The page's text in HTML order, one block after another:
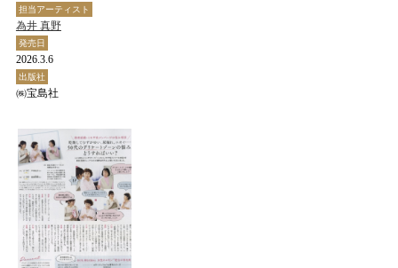
担当アーティスト
為井 真野
発売日
2026.3.6
出版社
㈱宝島社